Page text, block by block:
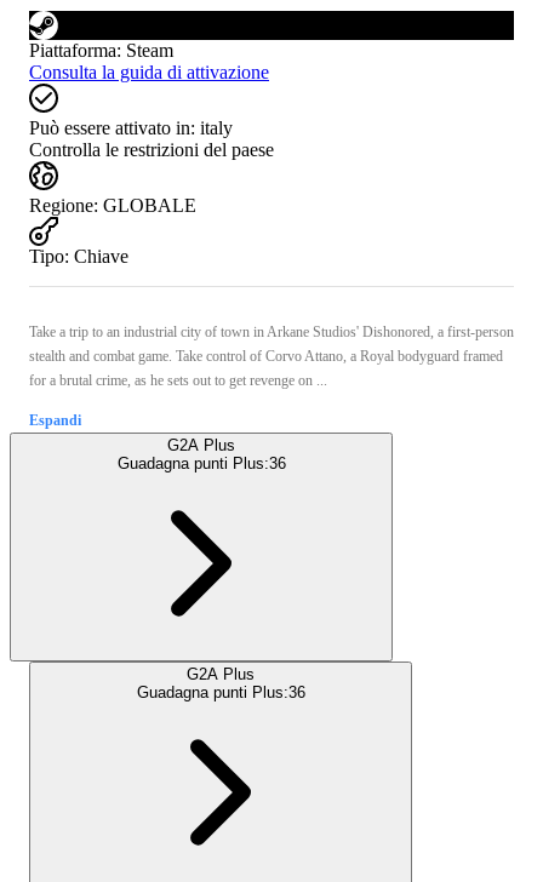
Piattaforma: Steam
Consulta la guida di attivazione
Può essere attivato in: italy
Controlla le restrizioni del paese
Regione: GLOBALE
Tipo: Chiave
Take a trip to an industrial city of town in Arkane Studios' Dishonored, a first-person
stealth and combat game. Take control of Corvo Attano, a Royal bodyguard framed
for a brutal crime, as he sets out to get revenge on ...
Espandi
G2A Plus
Guadagna punti Plus:36
G2A Plus
Guadagna punti Plus:36